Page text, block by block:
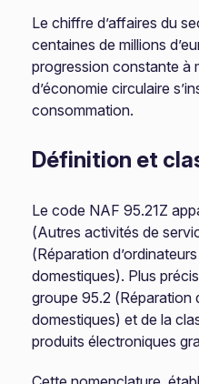
Le chiffre d’affaires du
centaines de millions
progression constante à
d’économie circulaire
consommation.
Définition et
Le code NAF 95.21Z
(Autres activités de
(Réparation
domestiques). Plus
groupe 95.2 (Réparation
domestiques) et de la
produits électroniques